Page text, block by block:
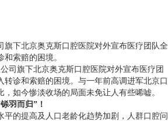
旗下北京奥克斯口腔医院对外宣布医疗团队全
索赔的困境。
司旗下北京奥克斯口腔医院对外宣布医疗团
转诊和索赔的困境。与一年前高调进军北京口
如今惨淡收场的局面未免让人有些唏嘘。
羽而归”！
平的提高及人口老龄化趋势加剧，人群口腔问